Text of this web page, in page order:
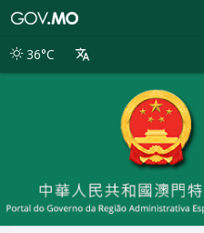
別
36°C